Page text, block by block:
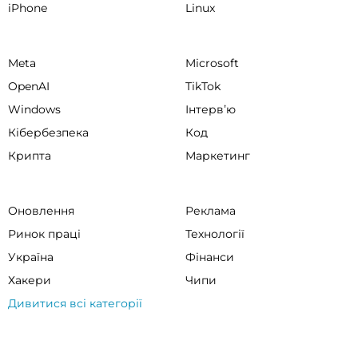
iPhone
Linux
Meta
Microsoft
OpenAI
TikTok
Windows
Інтервʼю
Кібербезпека
Код
Крипта
Маркетинг
Оновлення
Реклама
Ринок праці
Технології
Україна
Фінанси
Хакери
Чипи
Дивитися всі категорії